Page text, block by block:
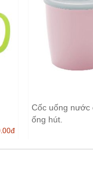
đ
Cốc uống nước
ống hút.